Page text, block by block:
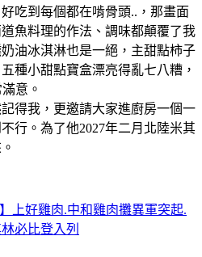
吃到每個都在啃骨頭..，那畫面
魚料理的作法、調味都顛覆了我
油冰淇淋也是一絕，主甜點柿子
種小甜點寶盒漂亮得亂七八糟，
意。
得我，更邀請大家進廚房一個一
行。為了他2027年二月北陸米其
上好雞肉.中和雞肉攤異軍突起.
必比登入列